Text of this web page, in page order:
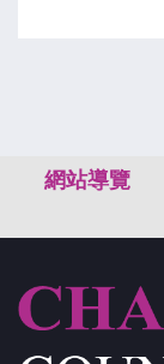
網站導覽